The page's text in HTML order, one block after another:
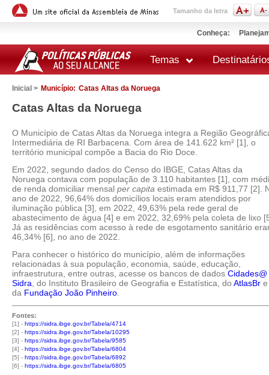
Tamanho da letra
Conheça:
Temas
Inicial > Município: Catas Altas da Noruega
Catas Altas da Noruega
O Município de Catas Altas da Noruega integra a Região
Intermediária de RI Barbacena. Com área de 141.622 km² [1], o
território municipal compõe a Bacia do Rio Doce.
Em 2022, segundo dados do Censo do IBGE, Catas Altas da
Noruega contava com população de 3.110 habitantes [1], com
de renda domiciliar mensal per capita estimada em R$ 911,77 [2].
ano de 2022, 96,64% dos domicílios locais eram atendidos por
iluminação pública [3], em 2022, 49,63% pela rede geral de
abastecimento de água [4] e em 2022, 32,69% pela coleta de lixo
Já as residências com acesso à rede de esgotamento sanitário
46,34% [6], no ano de 2022.
Para conhecer o histórico do município, além de informações
relacionadas à sua população, economia, saúde, educação,
infraestrutura, entre outras, acesse os bancos de dados Cidades@
Sidra , do Instituto Brasileiro de Geografia e Estatística, doAtlasBr e
da Fundação João Pinheiro
Fontes:
[1] - https://sidra.ibge.gov.br/Tabela/4714
[2] - https://sidra.ibge.gov.br/Tabela/10295
[3] - https://sidra.ibge.gov.br/Tabela/9585
[4] - https://sidra.ibge.gov.br/Tabela/6804
[5] - https://sidra.ibge.gov.br/Tabela/6892
[6] - https://sidra.ibge.gov.br/Tabela/6805